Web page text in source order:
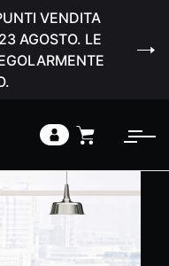
VENDITA
AGOSTO. LE